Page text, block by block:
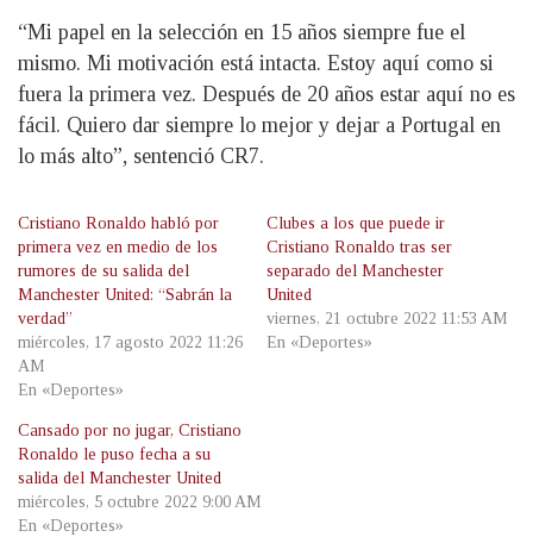
“Mi papel en la selección en 15 años siempre fue el
mismo. Mi motivación está intacta. Estoy aquí como si
fuera la primera vez. Después de 20 años estar aquí no es
fácil. Quiero dar siempre lo mejor y dejar a Portugal en
lo más alto”, sentenció CR7.
Cristiano Ronaldo habló por
primera vez en medio de los
rumores de su salida del
Manchester United: “Sabrán la
verdad”
miércoles, 17 agosto 2022 11:26
AM
En «Deportes»
Clubes a los que puede ir
Cristiano Ronaldo tras ser
separado del Manchester
United
viernes, 21 octubre 2022 11:53 AM
En «Deportes»
Cansado por no jugar, Cristiano
Ronaldo le puso fecha a su
salida del Manchester United
miércoles, 5 octubre 2022 9:00 AM
En «Deportes»